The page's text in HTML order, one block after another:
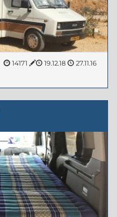
27.11.16
19.12.18
14171